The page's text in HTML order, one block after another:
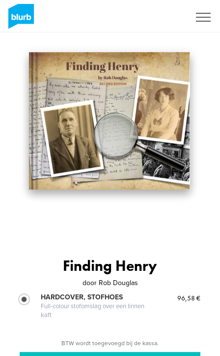
Finding Henry
door Rob Douglas
HARDCOVER, STOFHOES
Full-colour stofomslag over een linnen
kaft
96,58 €
BTW wordt toegevoegd bij de kassa.